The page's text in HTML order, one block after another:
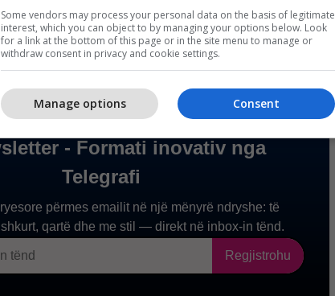
Some vendors may process your personal data on the basis of legitimate
interest, which you can object to by managing your options below. Look
for a link at the bottom of this page or in the site menu to manage or
withdraw consent in privacy and cookie settings.
Consent
Manage options